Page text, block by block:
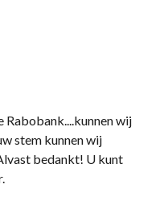
Rabobank....kunnen wij
stem kunnen wij
bedankt! U kunt